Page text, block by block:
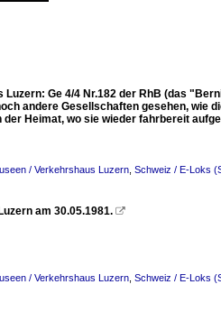
Ge 4/4 Nr.182 der RhB (das
andere Gesellschaften gesehen, wie
Heimat, wo sie wieder fahrbereit
/ Verkehrshaus Luzern Schweiz / E-Loks
am 30.05.1981. 
/ Verkehrshaus Luzern Schweiz / E-Loks